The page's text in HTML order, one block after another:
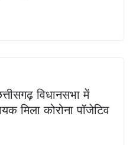
विधानसभा में
मिला कोरोना पॉजेटिव